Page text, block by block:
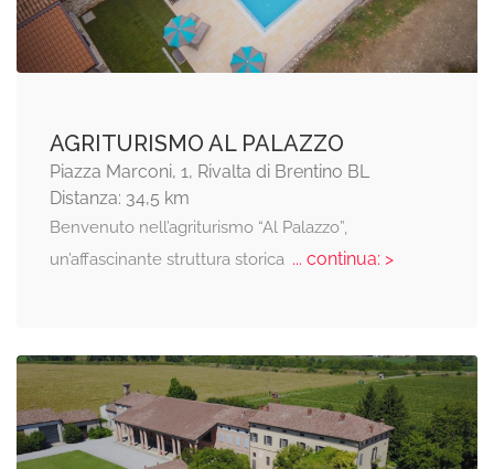
AGRITURISMO AL PALAZZO
Piazza Marconi, 1, Rivalta di Brentino BL
Distanza: 34,5 km
Benvenuto nell’agriturismo “Al Palazzo”,
un’affascinante struttura storica... continua: >